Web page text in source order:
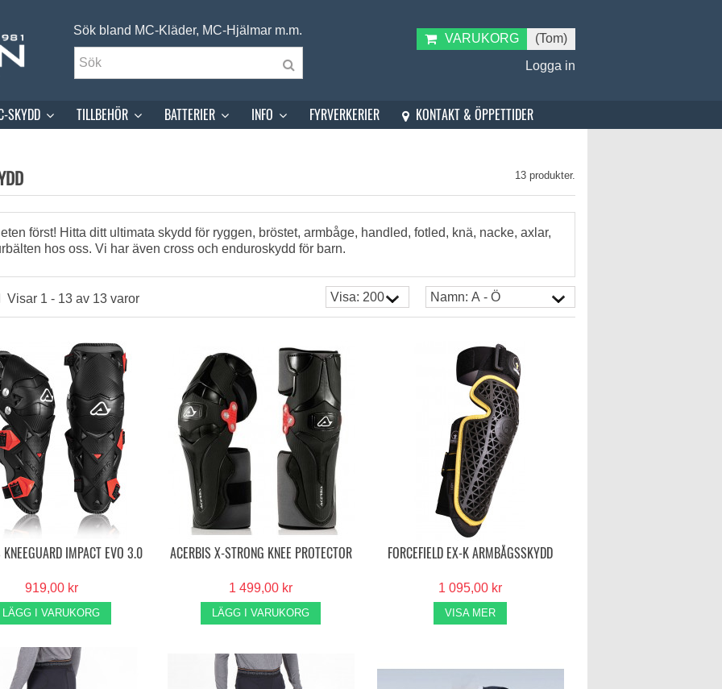
Sök bland MC-Kläder, MC-Hjälmar m.m.
VARUKORG
(Tom)
Logga in
SKYDD TILLBEHÖR BATTERIER INFO FYRVERKERIER KONTAKT & ÖPPETTIDER
13 produkter.
först! Hitta ditt ultimata skydd för ryggen, bröstet, armbåge, handled, fotled, knä, nacke, axlar,
hos oss. Vi har även cross och enduroskydd för barn.
Visar 1 - 13 av 13 varor
KNEEGUARD IMPACT EVO 3.0
919,00 kr
LÄGG I VARUKORG
ACERBIS X-STRONG KNEE PROTECTOR
1 499,00 kr
LÄGG I VARUKORG
FORCEFIELD EX-K ARMBÅGSSKYDD
1 095,00 kr
VISA MER